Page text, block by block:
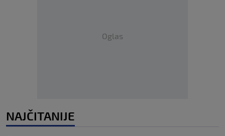
Oglas
NAJČITANIJE